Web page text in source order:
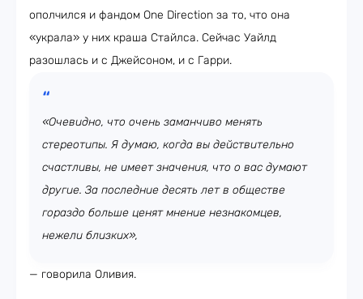
ополчился и фандом One Direction за то, что она
«украла» у них краша Стайлса. Сейчас Уайлд
разошлась и с Джейсоном, и с Гарри.
«Очевидно, что очень заманчиво менять
стереотипы. Я думаю, когда вы действительно
счастливы, не имеет значения, что о вас думают
другие. За последние десять лет в обществе
гораздо больше ценят мнение незнакомцев,
нежели близких»,
— говорила Оливия.